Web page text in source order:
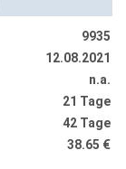
9935
12.08.2021
n.a.
21 Tage
42 Tage
38.65 €